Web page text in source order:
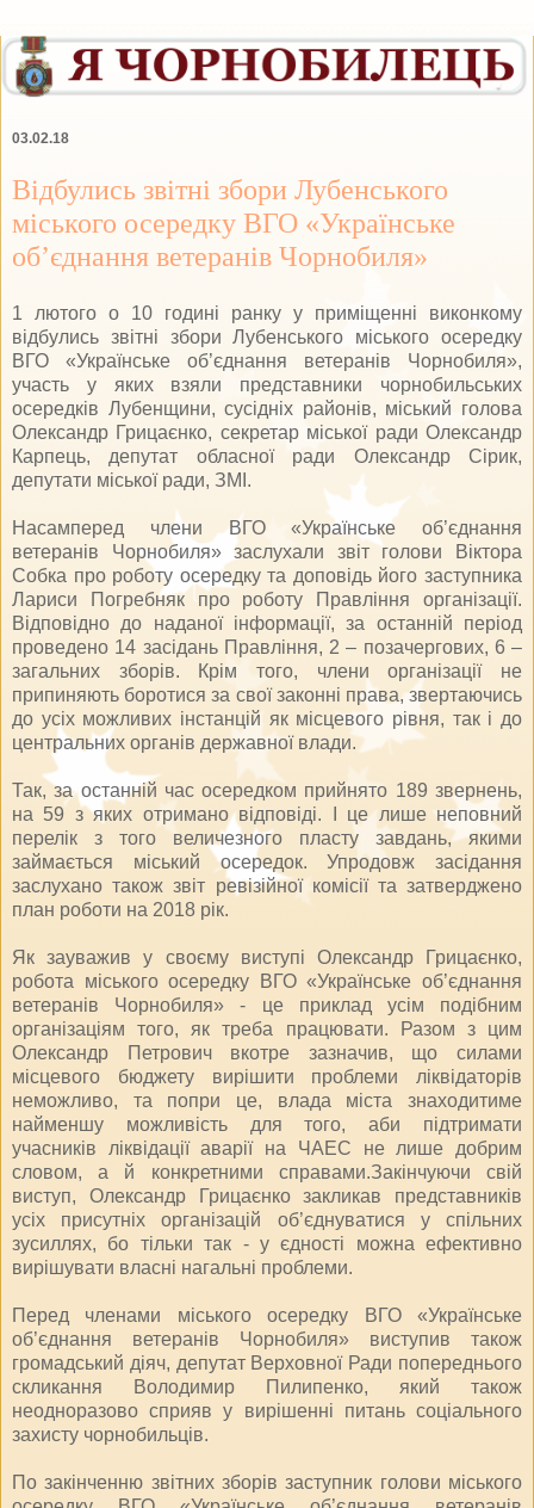
03.02.18
Відбулись звітні збори Лубенського
міського осередку ВГО «Українське
об’єднання ветеранів Чорнобиля»
1 лютого о 10 годині ранку у приміщенні виконкому
відбулись звітні збори Лубенського міського осередку
ВГО «Українське об’єднання ветеранів Чорнобиля»,
участь у яких взяли представники чорнобильських
осередків Лубенщини, сусідніх районів, міський голова
Олександр Грицаєнко, секретар міської ради Олександр
Карпець, депутат обласної ради Олександр Сірик,
депутати міської ради, ЗМІ.
Насамперед члени ВГО «Українське об’єднання
ветеранів Чорнобиля» заслухали звіт голови Віктора
Собка про роботу осередку та доповідь його заступника
Лариси Погребняк про роботу Правління організації.
Відповідно до наданої інформації, за останній період
проведено 14 засідань Правління, 2 – позачергових, 6 –
загальних зборів. Крім того, члени організації не
припиняють боротися за свої законні права, звертаючись
до усіх можливих інстанцій як місцевого рівня, так і до
центральних органів державної влади.
Так, за останній час осередком прийнято 189 звернень,
на 59 з яких отримано відповіді. І це лише неповний
перелік з того величезного пласту завдань, якими
займається міський осередок. Упродовж засідання
заслухано також звіт ревізійної комісії та затверджено
план роботи на 2018 рік.
Як зауважив у своєму виступі Олександр Грицаєнко,
робота міського осередку ВГО «Українське об’єднання
ветеранів Чорнобиля» - це приклад усім подібним
організаціям того, як треба працювати. Разом з цим
Олександр Петрович вкотре зазначив, що силами
місцевого бюджету вирішити проблеми ліквідаторів
неможливо, та попри це, влада міста знаходитиме
найменшу можливість для того, аби підтримати
учасників ліквідації аварії на ЧАЕС не лише добрим
словом, а й конкретними справами.Закінчуючи свій
виступ, Олександр Грицаєнко закликав представників
усіх присутніх організацій об’єднуватися у спільних
зусиллях, бо тільки так - у єдності можна ефективно
вирішувати власні нагальні проблеми.
Перед членами міського осередку ВГО «Українське
об’єднання ветеранів Чорнобиля» виступив також
громадський діяч, депутат Верховної Ради попереднього
скликання Володимир Пилипенко, який також
неодноразово сприяв у вирішенні питань соціального
захисту чорнобильців.
По закінченню звітних зборів заступник голови міського